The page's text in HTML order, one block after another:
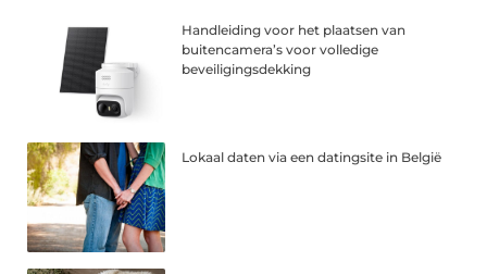
Handleiding voor het plaatsen van
buitencamera’s voor volledige
beveiligingsdekking
Lokaal daten via een datingsite in België